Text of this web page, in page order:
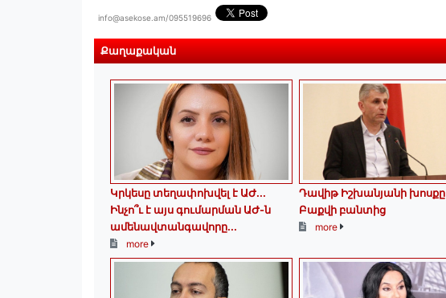
info@asekose.am/095519696
Քաղաքական
Կրկեսը տեղափոխվել է ԱԺ...
Ինչո՞ւ է այս գումարման ԱԺ-ն
ամենավտանգավորը...
more
Դավիթ Իշխանյանի խոսքը
Բաքվի բանտից
more